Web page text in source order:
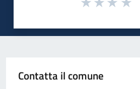
Contatta il comune